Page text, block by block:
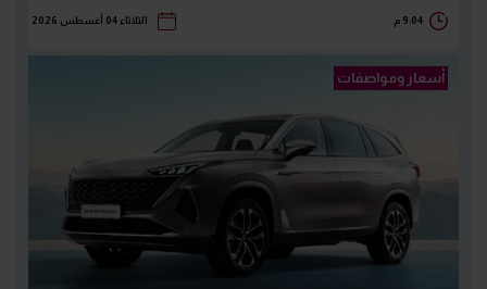
9:04 م الثلاثاء 04 أغسطس 2026
أسعار ومواصفات